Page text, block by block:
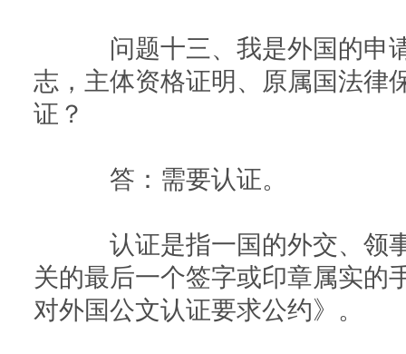
问题十三、我是外国的申
志，主体资格证明、原属国法律
证？
答：需要认证。
认证是指一国的外交、领
关的最后一个签字或印章属实的
对外国公文认证要求公约》。